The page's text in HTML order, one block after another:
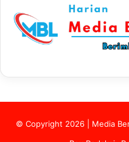
© Copyright 2026 | Media